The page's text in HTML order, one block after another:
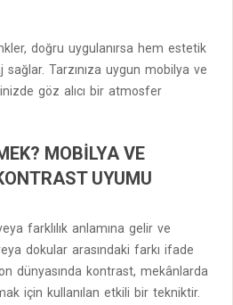
doğru uygulanırsa hem estetik
Tarzınıza uygun mobilya ve
göz alıcı bir atmosfer
MOBILYA VE
UYUMU
farklılık anlamına gelir ve
dokular arasındaki farkı ifade
dünyasında kontrast, mekânlarda
için kullanılan etkili bir tekniktir.